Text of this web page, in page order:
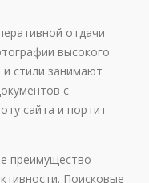
отдачи
высокого
стили занимают
с
сайта и портит
преимущество
Поисковые